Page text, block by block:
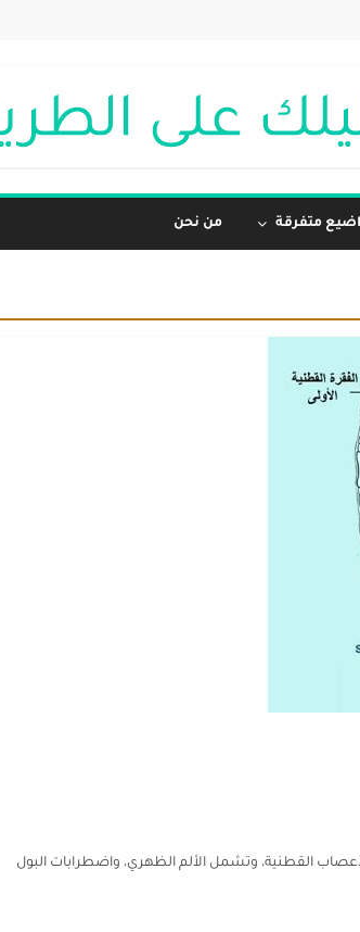
متفرقة من نحن
القطنية، وتشمل الألم الظهري، واضطرابات البول